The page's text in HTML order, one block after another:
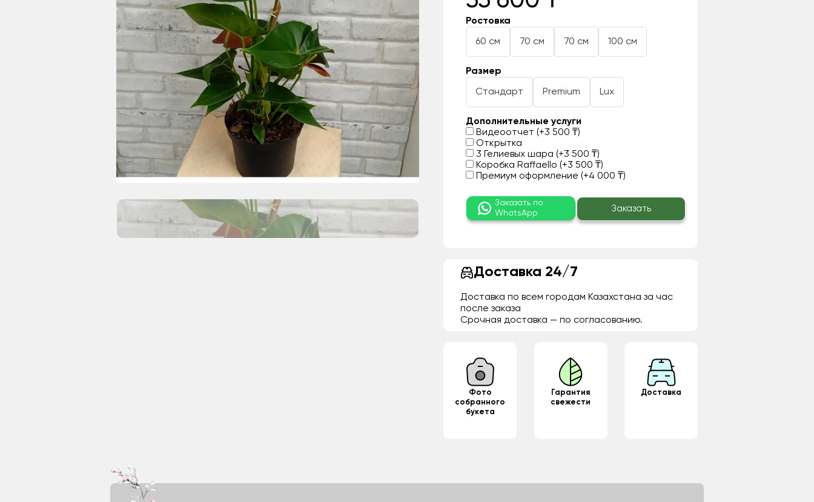
Ростовка
60 см 70 см 70 см 100 см
Размер
Стандарт Premium Lux
Дополнительные услуги
Видеоотчет (+3 500 ₸)
Открытка
3 Гелиевых шара (+3 500 ₸)
Коробка Raffaello (+3 500 ₸)
Премиум оформление (+4 000 ₸)
Заказать по
WhatsApp
Заказать
Доставка 24/7
Доставка по всем городам Казахстана за час
после заказа
Срочная доставка — по согласованию.
Фото
собранного
букета
Гарантия
свежести
Доставка